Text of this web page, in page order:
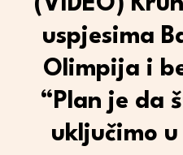
uspjesima
Olimpija i
“Plan je da
uključimo